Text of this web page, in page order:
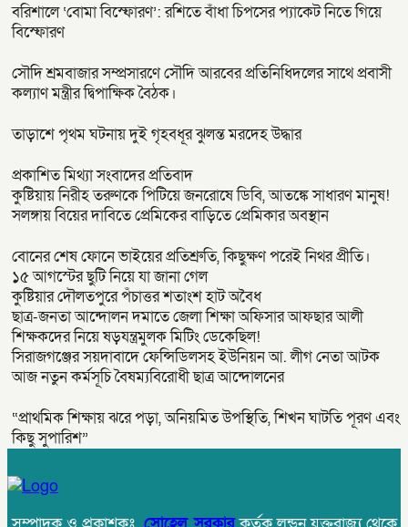
বরিশালে ‘বোমা বিস্ফোরণ’: রশিতে বাঁধা চিপসের প্যাকেট নিতে গিয়ে
বিস্ফোরণ
সৌদি শ্রমবাজার সম্প্রসারণে সৌদি আরবের প্রতিনিধিদলের সাথে প্রবাসী
কল্যাণ মন্ত্রীর দ্বিপাক্ষিক বৈঠক।
তাড়াশে পৃথম ঘটনায় দুই গৃহবধূর ঝুলন্ত মরদেহ উদ্ধার
প্রকাশিত মিথ্যা সংবাদের প্রতিবাদ
কুষ্টিয়ায় নিরীহ তরুণকে পিটিয়ে জনরোষে ডিবি, আতঙ্কে সাধারণ মানুষ!
সলঙ্গায় বিয়ের দাবিতে প্রেমিকের বাড়িতে প্রেমিকার অবস্থান
বোনের শেষ ফোনে ভাইয়ের প্রতিশ্রুতি, কিছুক্ষণ পরেই নিথর প্রীতি।
১৫ আগস্টের ছুটি নিয়ে যা জানা গেল
কুষ্টিয়ার দৌলতপুরে পঁচাত্তর শতাংশ হাট অবৈধ
ছাত্র-জনতা আন্দোলন দমাতে জেলা শিক্ষা অফিসার আফছার আলী
শিক্ষকদের নিয়ে ষড়যন্ত্রমুলক মিটিং ডেকেছিল!
সিরাজগঞ্জের সয়দাবাদে ফেন্সিডিলসহ ইউনিয়ন আ. লীগ নেতা আটক
আজ নতুন কর্মসূচি বৈষম্যবিরোধী ছাত্র আন্দোলনের
“প্রাথমিক শিক্ষায় ঝরে পড়া, অনিয়মিত উপস্থিতি, শিখন ঘাটতি পূরণ এবং
কিছু সুপারিশ”